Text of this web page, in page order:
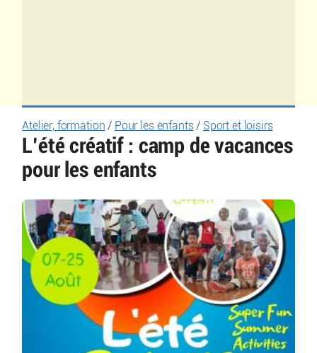
Atelier, formation / Pour les enfants/ Sport et loisirs
L’été créatif : camp de vacances
pour les enfants